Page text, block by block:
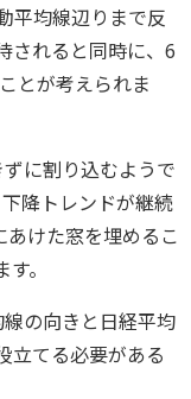
平均線辺りまで反
されると同時に、6
とが考えられま
に割り込むようで
降トレンドが継続
けた窓を埋めるこ
。
の向きと日経平均
立てる必要がある